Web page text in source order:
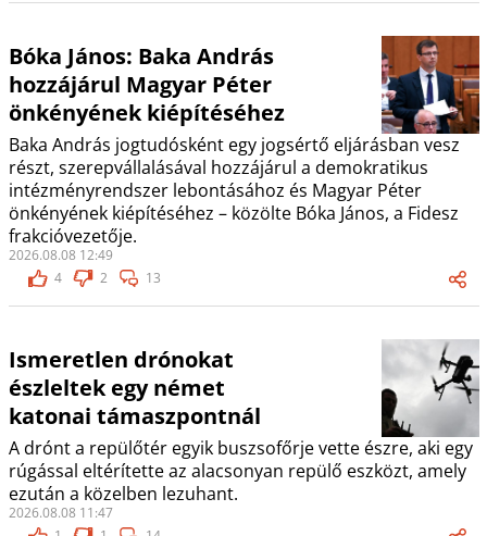
Bóka János: Baka András
hozzájárul Magyar Péter
önkényének kiépítéséhez
Baka András jogtudósként egy jogsértő eljárásban vesz
részt, szerepvállalásával hozzájárul a demokratikus
intézményrendszer lebontásához és Magyar Péter
önkényének kiépítéséhez – közölte Bóka János, a Fidesz
frakcióvezetője.
2026.08.08 12:49
4
2 13
Ismeretlen drónokat
észleltek egy német
katonai támaszpontnál
A drónt a repülőtér egyik buszsofőrje vette észre, aki egy
rúgással eltérítette az alacsonyan repülő eszközt, amely
ezután a közelben lezuhant.
2026.08.08 11:47